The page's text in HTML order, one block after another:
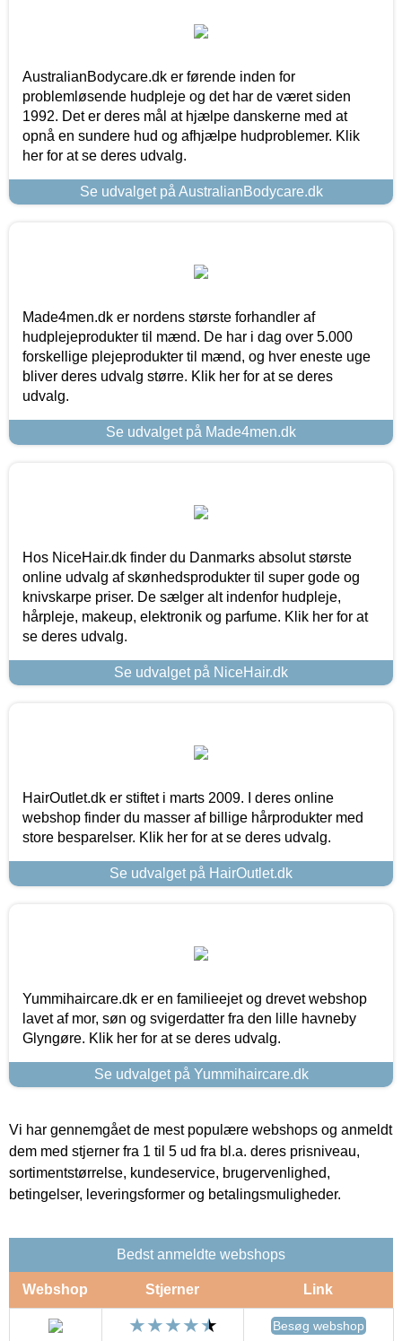
AustralianBodycare.dk er førende inden for
problemløsende hudpleje og det har de været siden
1992. Det er deres mål at hjælpe danskerne med at
opnå en sundere hud og afhjælpe hudproblemer. Klik
her for at se deres udvalg.
Se udvalget på AustralianBodycare.dk
Made4men.dk er nordens største forhandler af
hudplejeprodukter til mænd. De har i dag over 5.000
forskellige plejeprodukter til mænd, og hver eneste uge
bliver deres udvalg større. Klik her for at se deres
udvalg.
Se udvalget på Made4men.dk
Hos NiceHair.dk finder du Danmarks absolut største
online udvalg af skønhedsprodukter til super gode og
knivskarpe priser. De sælger alt indenfor hudpleje,
hårpleje, makeup, elektronik og parfume. Klik her for at
se deres udvalg.
Se udvalget på NiceHair.dk
HairOutlet.dk er stiftet i marts 2009. I deres online
webshop finder du masser af billige hårprodukter med
store besparelser. Klik her for at se deres udvalg.
Se udvalget på HairOutlet.dk
Yummihaircare.dk er en familieejet og drevet webshop
lavet af mor, søn og svigerdatter fra den lille havneby
Glyngøre. Klik her for at se deres udvalg.
Se udvalget på Yummihaircare.dk
Vi har gennemgået de mest populære webshops og anmeldt
dem med stjerner fra 1 til 5 ud fra bl.a. deres prisniveau,
sortimentstørrelse, kundeservice, brugervenlighed,
betingelser, leveringsformer og betalingsmuligheder.
Bedst anmeldte webshops
Webshop Stjerner Link
Besøg webshop